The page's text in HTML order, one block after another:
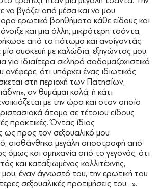
να βγάζει από μέσα και να μου
ερωτικά βοηθήματα κάθε είδους και
και μια άλλη, μικρότερη τσάντα,
από το πάτωμα και ανοίγοντάς
μία συσκευή με καλώδια, εξηγώντας μου,
για ιδιαίτερα σκληρά σαδομαζοχιστικά
ανέφερε, ότι υπάρχει ένας ιδιωτικός
στη περιοχή των Πατησίων,
αν θυμάμαι καλά, ή κάτι
με την ώρα και στον οποίο
άτομα σε τέτοιου είδους
πρακτικές. Όντας ίδιος
ως προς τον σεξουαλικό μου
αισθάνθηκα μεγάλη αποστροφή από
όμως και αμηχανία από το γεγονός, ότι
και καταξιωμένος καλλιτέχνης,
μου, έναν άγνωστό του, την ερωτική του
σεξουαλικές προτιμήσεις του…».